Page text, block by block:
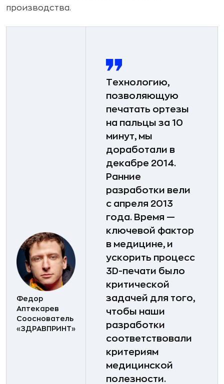
производства.
Федор
Аптекарев
Сооснователь
«ЗДРАВПРИНТ»
Технологию,
позволяющую
печатать ортезы
на пальцы за 10
минут, мы
доработали в
декабре 2014.
Ранние
разработки вели
с апреля 2013
года. Время —
ключевой фактор
в медицине, и
ускорить процесс
3D-печати было
критической
задачей для того,
чтобы наши
разработки
соответствовали
критериям
медицинской
полезности.